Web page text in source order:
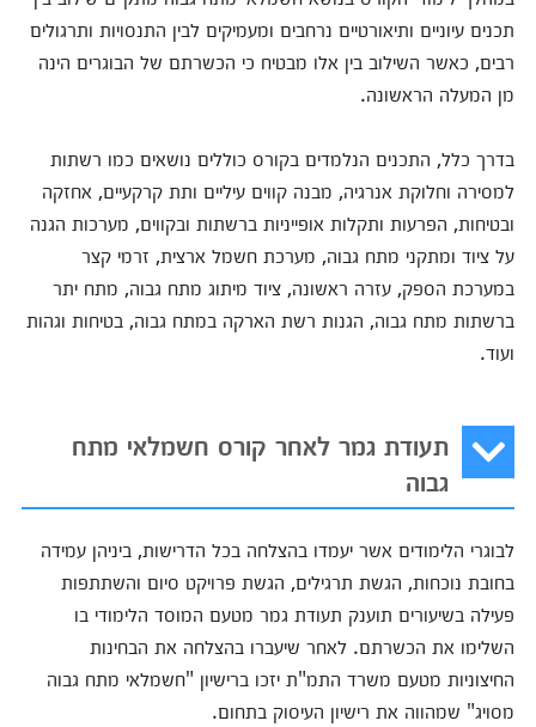
תכנים עיוניים ותיאורטיים נרחבים ומעמיקים לבין התנסויות ותרגולים
רבים, כאשר השילוב בין אלו מבטיח כי הכשרתם של הבוגרים הינה
מן המעלה הראשונה.
בדרך כלל, התכנים הנלמדים בקורס כוללים נושאים כמו רשתות
למסירה וחלוקת אנרגיה, מבנה קווים עיליים ותת קרקעיים, אחזקה
ובטיחות, הפרעות ותקלות אופייניות ברשתות ובקווים, מערכות הגנה
על ציוד ומתקני מתח גבוה, מערכת חשמל ארצית, זרמי קצר
במערכת הספק, עזרה ראשונה, ציוד מיתוג מתח גבוה, מתח יתר
ברשתות מתח גבוה, הגנות רשת הארקה במתח גבוה, בטיחות וגהות
ועוד.
תעודת גמר לאחר קורס חשמלאי מתח
גבוה
לבוגרי הלימודים אשר יעמדו בהצלחה בכל הדרישות, ביניהן עמידה
בחובת נוכחות, הגשת תרגילים, הגשת פרויקט סיום והשתתפות
פעילה בשיעורים תוענק תעודת גמר מטעם המוסד הלימודי בו
השלימו את הכשרתם. לאחר שיעברו בהצלחה את הבחינות
החיצוניות מטעם משרד התמ"ת יזכו ברישיון "חשמלאי מתח גבוה
מסויג" שמהווה את רישיון העיסוק בתחום.